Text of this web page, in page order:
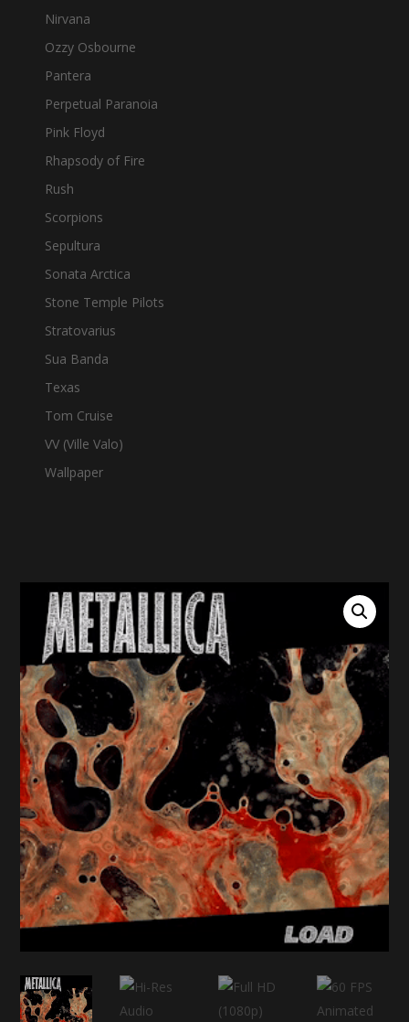
Nirvana
Ozzy Osbourne
Pantera
Perpetual Paranoia
Pink Floyd
Rhapsody of Fire
Rush
Scorpions
Sepultura
Sonata Arctica
Stone Temple Pilots
Stratovarius
Sua Banda
Texas
Tom Cruise
VV (Ville Valo)
Wallpaper